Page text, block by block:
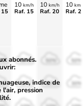
15
10 km/h
Raf. 15
10 km/h
Raf. 20
10 km/
Raf.
50%
30% 30% 30%
abonnés.
indice de
pression